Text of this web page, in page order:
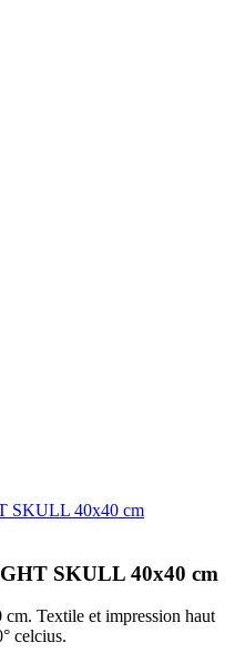
SKULL 40x40 cm
Textile et impression haut
celcius.